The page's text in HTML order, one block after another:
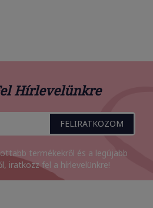
Hírlevelünkre
FELIRATKOZOM
termékekről és a legújabb
iratkozz fel a hírlevelünkre!